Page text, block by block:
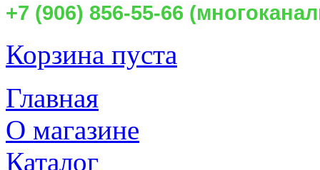
+7 (906) 856-55-66
Корзина пуста
Главная
О магазине
Каталог